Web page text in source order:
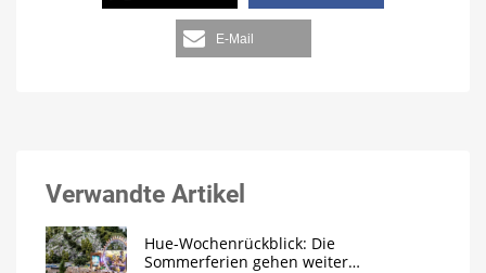
E-Mail
Verwandte Artikel
Hue-Wochenrückblick: Die
Sommerferien gehen weiter…